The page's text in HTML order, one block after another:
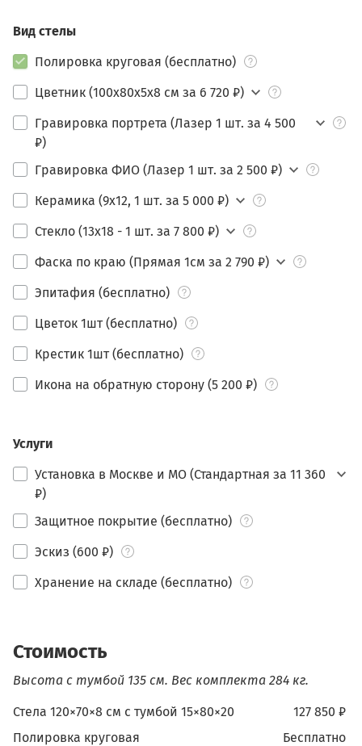
Вид стелы
Полировка круговая (бесплатно)
Цветник (100х80х5х8 см за 6 720 ₽)
Гравировка портрета (Лазер 1 шт. за 4 500
₽)
Гравировка ФИО (Лазер 1 шт. за 2 500 ₽)
Керамика (9х12, 1 шт. за 5 000 ₽)
Стекло (13х18 - 1 шт. за 7 800 ₽)
Фаска по краю (Прямая 1см за 2 790 ₽)
Эпитафия (бесплатно)
Цветок 1шт (бесплатно)
Крестик 1шт (бесплатно)
Икона на обратную сторону (5 200 ₽)
Услуги
Установка в Москве и МО (Стандартная за 11 360
₽)
Защитное покрытие (бесплатно)
Эскиз (600 ₽)
Хранение на складе (бесплатно)
Стоимость
Высота с тумбой 135 см. Вес комплекта 284 кг.
127 850 ₽
Стела 120×70×8 см c тумбой 15×80×20
бесплатно
Полировка круговая